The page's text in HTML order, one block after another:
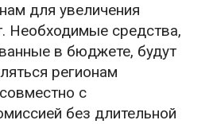
для увеличения
Необходимые средства,
в бюджете, будут
регионам
с
без длительной